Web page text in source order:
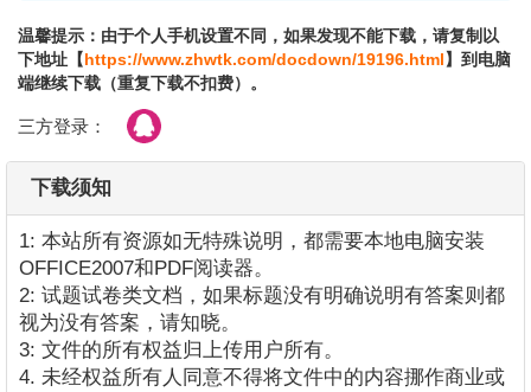
温馨提示：由于个人手机设置不同，如果发现不能下载，请复制以
下地址【https://www.zhwtk.com/docdown/19196.html】到电脑
端继续下载（重复下载不扣费）。
三方登录：
下载须知
1: 本站所有资源如无特殊说明，都需要本地电脑安装
OFFICE2007和PDF阅读器。
2: 试题试卷类文档，如果标题没有明确说明有答案则都
视为没有答案，请知晓。
3: 文件的所有权益归上传用户所有。
4. 未经权益所有人同意不得将文件中的内容挪作商业或